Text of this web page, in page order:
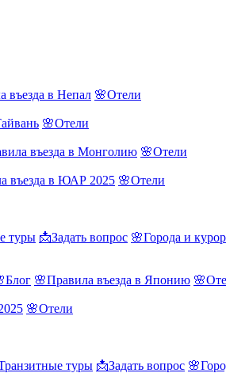
въезда в Непал 🌸Отели
🌸Отели
въезда в Монголию 🌸Отели
въезда в ЮАР 2025 🌸Отели
туры 📩Задать вопрос 🌸Города и
🌸Правила въезда в Японию
🌸Отели
туры 📩Задать вопрос